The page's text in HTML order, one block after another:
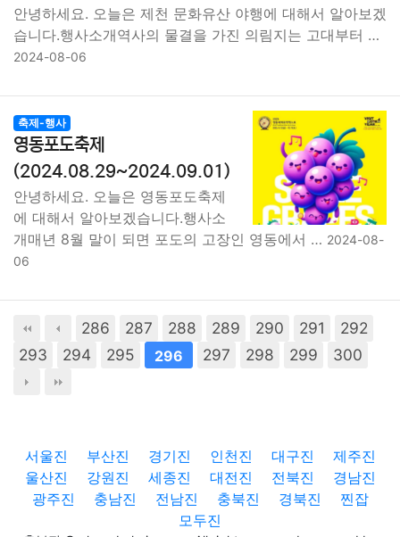
안녕하세요. 오늘은 제천 문화유산 야행에 대해서 알아보겠
습니다.행사소개역사의 물결을 가진 의림지는 고대부터 …
2024-08-06
축제-행사
영동포도축제
(2024.08.29~2024.09.01)
안녕하세요. 오늘은 영동포도축제
에 대해서 알아보겠습니다.행사소
개매년 8월 말이 되면 포도의 고장인 영동에서 … 2024-08-
06
286 287 288 289 290 291
292
293
294 295 296 297 298 299 300
서울진 부산진 경기진 인천진 대구진
제주진
울산진
강원진 세종진 대전진 전북진
경남진
광주진
충남진 전남진 충북진 경북진
찐잡
모두진